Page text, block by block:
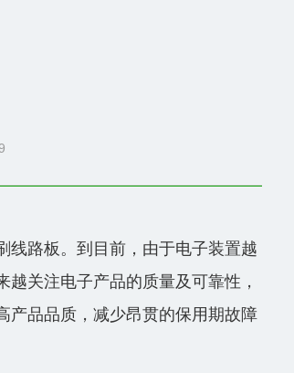
线路板。到目前，由于电子装置越
关注电子产品的质量及可靠性，
产品品质，减少昂贯的保用期故障